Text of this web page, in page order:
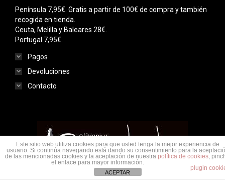
Península 7,95€. Gratis a partir de 100€ de compra y también
recogida en tienda.
Ceuta, Melilla y Baleares 28€.
Portugal 7,95€.
Pagos
Devoluciones
Contacto
Menu legal
Este sitio web utiliza cookies para que usted tenga la mejor experiencia de
usuario. Si continúa navegando está dando su consentimiento para la
de las mencionadas cookies y la aceptación de nuestra política de cookies,
el enlace para mayor información.
plugin
ACEPTAR